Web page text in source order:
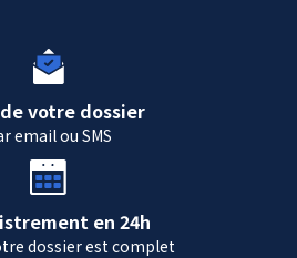
votre dossier
email ou SMS
en 24h
dossier est complet